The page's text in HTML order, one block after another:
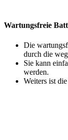
Wartungsfreie
Die
durch die
Sie kann
werden.
Weiters ist